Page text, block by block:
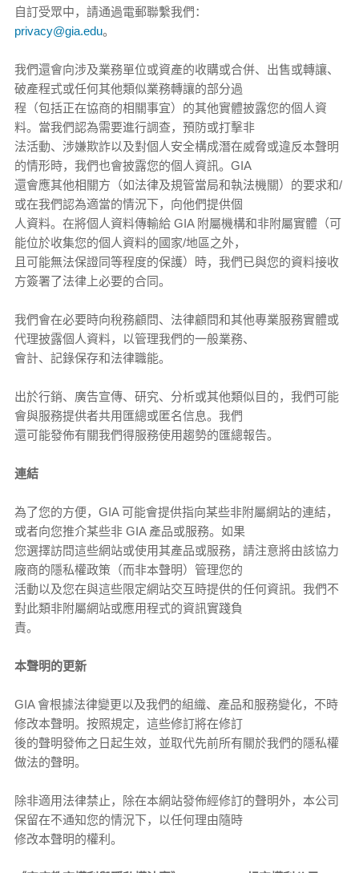
自訂受眾中，請通過電郵聯繫我們：
privacy@gia.edu。
我們還會向涉及業務單位或資產的收購或合併、出售或轉讓、
破產程式或任何其他類似業務轉讓的部分過
程（包括正在協商的相關事宜）的其他實體披露您的個人資
料。當我們認為需要進行調查，預防或打擊非
法活動、涉嫌欺詐以及對個人安全構成潛在威脅或違反本聲明
的情形時，我們也會披露您的個人資訊。GIA
還會應其他相關方（如法律及規管當局和執法機關）的要求和/
或在我們認為適當的情況下，向他們提供個
人資料。在將個人資料傳輸給 GIA 附屬機構和非附屬實體（可
能位於收集您的個人資料的國家/地區之外，
且可能無法保證同等程度的保護）時，我們已與您的資料接收
方簽署了法律上必要的合同。
我們會在必要時向稅務顧問、法律顧問和其他專業服務實體或
代理披露個人資料，以管理我們的一般業務、
會計、記錄保存和法律職能。
出於行銷、廣告宣傳、研究、分析或其他類似目的，我們可能
會與服務提供者共用匯總或匿名信息。我們
還可能發佈有關我們得服務使用趨勢的匯總報告。
連結
為了您的方便，GIA 可能會提供指向某些非附屬網站的連結，
或者向您推介某些非 GIA 產品或服務。如果
您選擇訪問這些網站或使用其產品或服務，請注意將由該協力
廠商的隱私權政策（而非本聲明）管理您的
活動以及您在與這些限定網站交互時提供的任何資訊。我們不
對此類非附屬網站或應用程式的資訊實踐負
責。
本聲明的更新
GIA 會根據法律變更以及我們的組織、產品和服務變化，不時
修改本聲明。按照規定，這些修訂將在修訂
後的聲明發佈之日起生效，並取代先前所有關於我們的隱私權
做法的聲明。
除非適用法律禁止，除在本網站發佈經修訂的聲明外，本公司
保留在不通知您的情況下，以任何理由隨時
修改本聲明的權利。